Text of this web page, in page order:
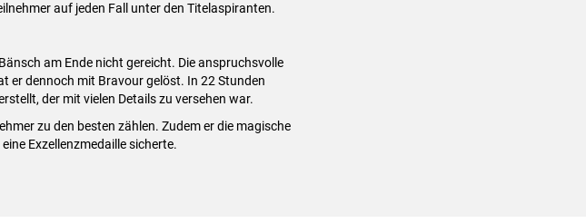
auf jeden Fall unter den Titelaspiranten.
am Ende nicht gereicht. Die anspruchsvolle
er dennoch mit Bravour gelöst. In 22 Stunden
der mit vielen Details zu versehen war.
zu den besten zählen. Zudem er die magische
Exzellenzmedaille sicherte.